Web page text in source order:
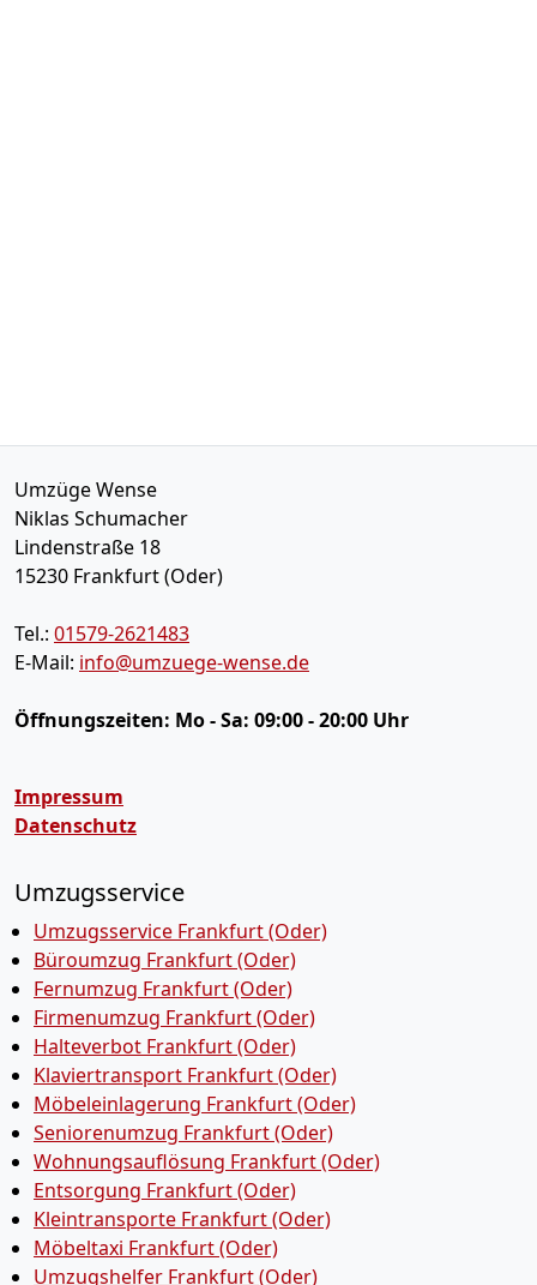
Umzüge Wense
Niklas Schumacher
Lindenstraße 18
15230 Frankfurt (Oder)
Tel.: 01579-2621483
E-Mail: info@umzuege-wense.de
Öffnungszeiten: Mo - Sa: 09:00 - 20:00 Uhr
Impressum
Datenschutz
Umzugsservice
Umzugsservice Frankfurt (Oder)
Büroumzug Frankfurt (Oder)
Fernumzug Frankfurt (Oder)
Firmenumzug Frankfurt (Oder)
Halteverbot Frankfurt (Oder)
Klaviertransport Frankfurt (Oder)
Möbeleinlagerung Frankfurt (Oder)
Seniorenumzug Frankfurt (Oder)
Wohnungsauflösung Frankfurt (Oder)
Entsorgung Frankfurt (Oder)
Kleintransporte Frankfurt (Oder)
Möbeltaxi Frankfurt (Oder)
Umzugshelfer Frankfurt (Oder)